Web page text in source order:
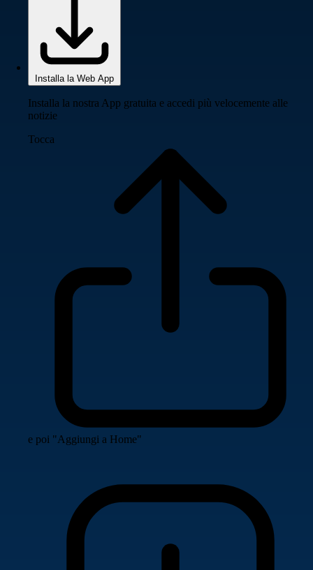
Installa la Web App
Installa la nostra App gratuita e accedi più velocemente alle
notizie
Tocca
e poi "Aggiungi a Home"